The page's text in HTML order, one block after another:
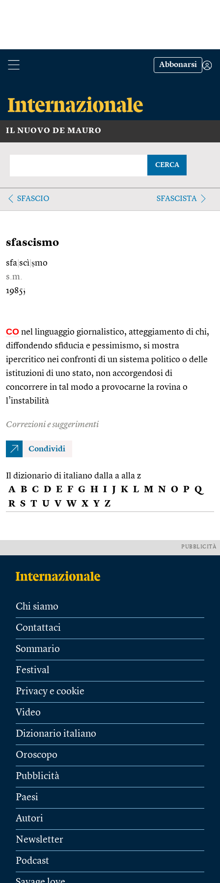
Abbonarsi
IL NUOVO DE MAURO
CERCA
SFASCIO SFASCISTA
sfascismo
sfa scì ṣmo
s.m.
1985;
CO nel linguaggio giornalistico, atteggiamento di chi,
diffondendo sfiducia e pessimismo, si mostra
ipercritico nei confronti di un sistema politico o delle
istituzioni di uno stato, non accorgendosi di
concorrere in tal modo a provocarne la rovina o
l’instabilità
Correzioni e suggerimenti
Condividi
Il dizionario di italiano dalla a alla z
A B C D E F G H I J K L M N O P Q
R S T U V W X Y Z
PUBBLICITÀ
Chi siamo
Contattaci
Sommario
Festival
Privacy e cookie
Video
Dizionario italiano
Oroscopo
Pubblicità
Paesi
Autori
Newsletter
Podcast